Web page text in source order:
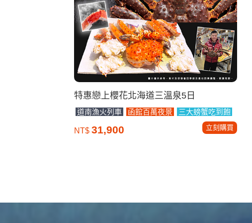
特惠戀上櫻花北海道三溫泉5日
道南漁火列車 函館百萬夜景 三大螃蟹吃到飽
NT$31,900 立刻購買